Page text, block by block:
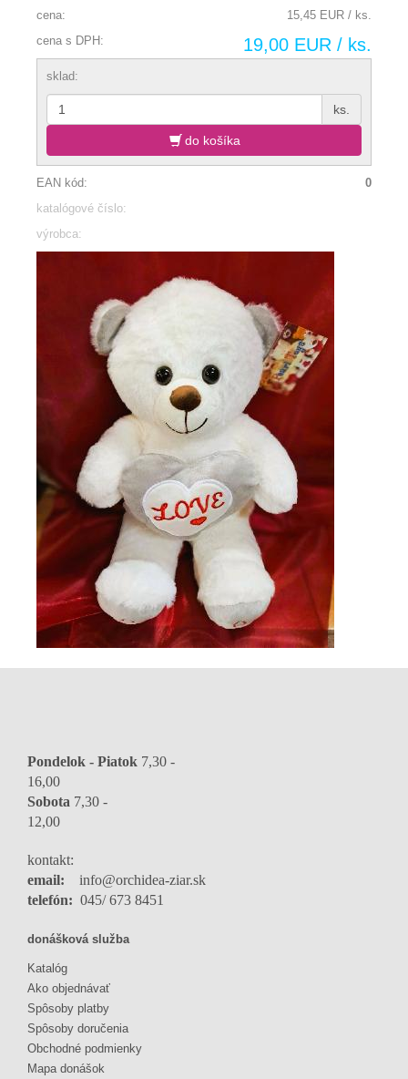
cena:
15,45 EUR / ks.
cena s DPH:
19,00 EUR / ks.
sklad:
ks.
do košíka
EAN kód:
0
katalógové číslo:
výrobca:
Pondelok - Piatok 7,30 -
Sobota 7,30 -
12,00
kontakt:
email:
info@orchidea-ziar.sk
telefón: 045/ 673 8451
donášková služba
Katalóg
Ako objednávať
Spôsoby platby
Spôsoby doručenia
Obchodné podmienky
Mapa donášok